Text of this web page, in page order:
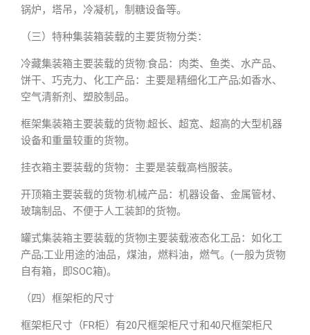
锅炉，塔吊，冷凝机，制糖设备等。
（三）特种集装箱装载的主要货物分类：
冷藏集装箱主要装载的货物:食品：肉类、鱼类、水产品、
饼干、巧克力、化工产品：主要是精细化工产品;如香水、
空气清新剂、塑胶制品。
框架集装箱主要装载的货物:超长、超宽、超高的大型机器
设备和重量较重的货物。
挂衣箱主要装载的货物：主要是装载高档服装。
开顶箱主要装载的货物:机械产品：机器设备、金属管材、
玻璃制品、不便于人工装卸的货物。
罐式集装箱主要装载的货物l主要装载液态化工品：如化工
产品;工业用途的油品，煤油，燃料油，燃气。(一般为货物
自有箱，即SOC箱)。
（四）框架柜的尺寸
框架柜尺寸（FR柜）有20尺框架柜尺寸和40尺框架柜尺